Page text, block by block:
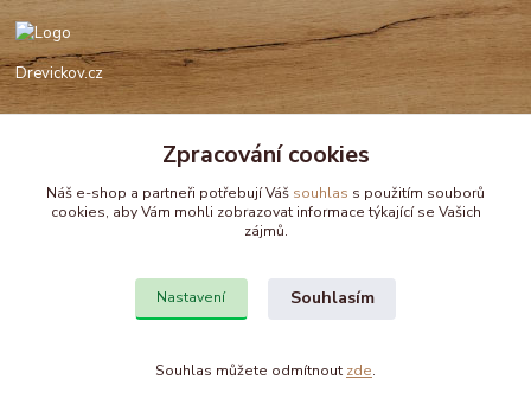
Drevickov.cz
+420 732 488 676
drevickov@drevickov.cz, info@drevickov.cz
Zpracování cookies
Náš e-shop a partneři potřebují Váš souhlas s použitím souborů
cookies, aby Vám mohli zobrazovat informace týkající se Vašich
zájmů.
Nastavení Souhlasím
Souhlas můžete odmítnout zde.